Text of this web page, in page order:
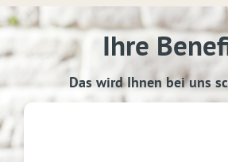
Ihre
Das wird Ihnen bei uns